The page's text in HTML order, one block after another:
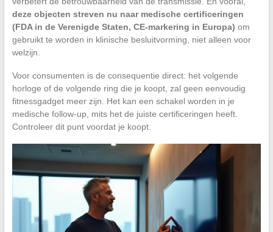
deze objecten streven nu naar medische certificeringen
(FDA in de Verenigde Staten, CE-markering in Europa) om
gebruikt te worden in klinische besluitvorming, niet alleen voor
welzijn.
Voor consumenten is de consequentie direct: het volgende
horloge of de volgende ring die je koopt, zal geen eenvoudig
fitnessgadget meer zijn. Het kan een schakel worden in je
medische follow-up, mits het de juiste certificeringen heeft.
Controleer dit punt voordat je koopt.